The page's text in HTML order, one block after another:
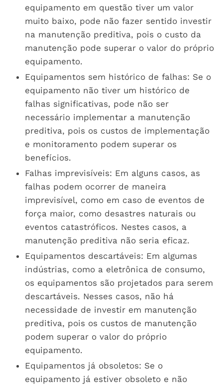
equipamento em questão tiver um valor
muito baixo, pode não fazer sentido investir
na manutenção preditiva, pois o custo da
manutenção pode superar o valor do próprio
equipamento.
Equipamentos sem histórico de falhas: Se o
equipamento não tiver um histórico de
falhas significativas, pode não ser
necessário implementar a manutenção
preditiva, pois os custos de implementação
e monitoramento podem superar os
benefícios.
Falhas imprevisíveis: Em alguns casos, as
falhas podem ocorrer de maneira
imprevisível, como em caso de eventos de
força maior, como desastres naturais ou
eventos catastróficos. Nestes casos, a
manutenção preditiva não seria eficaz.
Equipamentos descartáveis: Em algumas
indústrias, como a eletrônica de consumo,
os equipamentos são projetados para serem
descartáveis. Nesses casos, não há
necessidade de investir em manutenção
preditiva, pois os custos de manutenção
podem superar o valor do próprio
equipamento.
Equipamentos já obsoletos: Se o
equipamento já estiver obsoleto e não